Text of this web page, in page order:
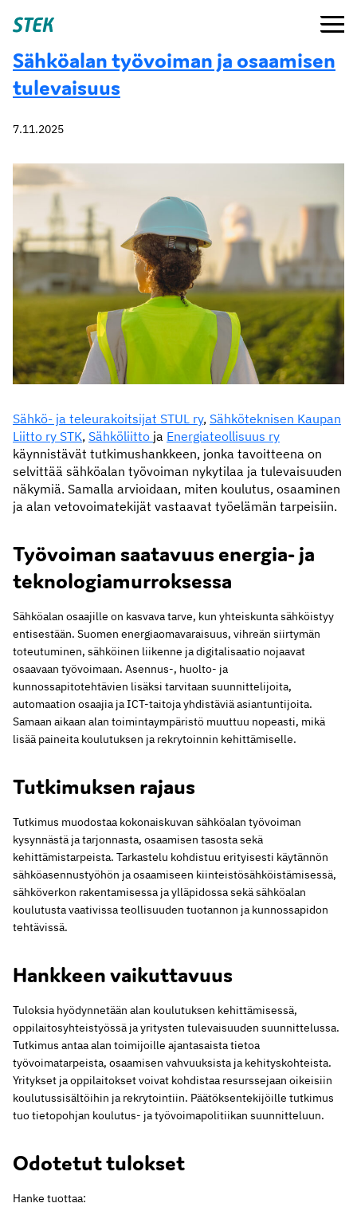
suoraan
Stek Valikko
Sähköalan työvoiman ja osaamisen
tulevaisuus
7.11.2025
Sähkö- ja teleurakoitsijat STUL ry, Sähköteknisen Kaupan
Liitto ry STK, Sähköliitto ja Energiateollisuus ry
käynnistävät tutkimushankkeen, jonka tavoitteena on
selvittää sähköalan työvoiman nykytilaa ja tulevaisuuden
näkymiä. Samalla arvioidaan, miten koulutus, osaaminen
ja alan vetovoimatekijät vastaavat työelämän tarpeisiin.
Työvoiman saatavuus energia- ja
teknologiamurroksessa
Sähköalan osaajille on kasvava tarve, kun yhteiskunta sähköistyy
entisestään. Suomen energiaomavaraisuus, vihreän siirtymän
toteutuminen, sähköinen liikenne ja digitalisaatio nojaavat
osaavaan työvoimaan. Asennus-, huolto- ja
kunnossapitotehtävien lisäksi tarvitaan suunnittelijoita,
automaation osaajia ja ICT-taitoja yhdistäviä asiantuntijoita.
Samaan aikaan alan toimintaympäristö muuttuu nopeasti, mikä
lisää paineita koulutuksen ja rekrytoinnin kehittämiselle.
Tutkimuksen rajaus
Tutkimus muodostaa kokonaiskuvan sähköalan työvoiman
kysynnästä ja tarjonnasta, osaamisen tasosta sekä
kehittämistarpeista. Tarkastelu kohdistuu erityisesti käytännön
sähköasennustyöhön ja osaamiseen kiinteistösähköistämisessä,
sähköverkon rakentamisessa ja ylläpidossa sekä sähköalan
koulutusta vaativissa teollisuuden tuotannon ja kunnossapidon
tehtävissä.
Hankkeen vaikuttavuus
Tuloksia hyödynnetään alan koulutuksen kehittämisessä,
oppilaitosyhteistyössä ja yritysten tulevaisuuden suunnittelussa.
Tutkimus antaa alan toimijoille ajantasaista tietoa
työvoimatarpeista, osaamisen vahvuuksista ja kehityskohteista.
Yritykset ja oppilaitokset voivat kohdistaa resurssejaan oikeisiin
koulutussisältöihin ja rekrytointiin. Päätöksentekijöille tutkimus
tuo tietopohjan koulutus- ja työvoimapolitiikan suunnitteluun.
Odotetut tulokset
Hanke tuottaa: